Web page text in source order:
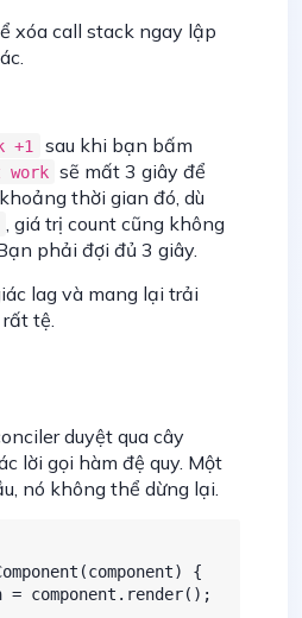
xóa call stack ngay lập
+1 sau khi bạn bấm
sẽ mất 3 giây để
thời gian đó, dù
, giá trị count cũng không
phải đợi đủ 3 giây.
lag và mang lại trải
tệ.
duyệt qua cây
lời gọi hàm đệ quy. Một
nó không thể dừng lại.
{